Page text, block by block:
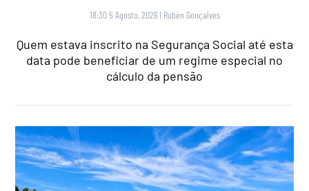
18:30 5 Agosto, 2026 | Rubén Gonçalves
Quem estava inscrito na Segurança Social até esta
data pode beneficiar de um regime especial no
cálculo da pensão